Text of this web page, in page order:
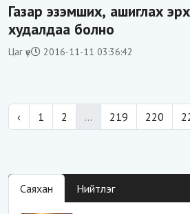
Газар эзэмших, ашиглах
худалдаа болно
Цаг үе 2016-11-11 03:36:42
‹ 1 2 ... 219 220
Саяхан Нийтлэг